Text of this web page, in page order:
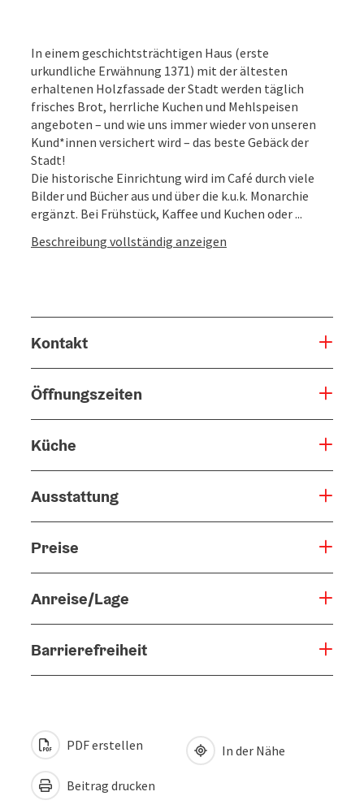
In einem geschichtsträchtigen Haus (erste
urkundliche Erwähnung 1371) mit der ältesten
erhaltenen Holzfassade der Stadt werden täglich
frisches Brot, herrliche Kuchen und Mehlspeisen
angeboten – und wie uns immer wieder von unseren
Kund*innen versichert wird – das beste Gebäck der
Stadt!
Die historische Einrichtung wird im Café durch viele
Bilder und Bücher aus und über die k.u.k. Monarchie
ergänzt. Bei Frühstück, Kaffee und Kuchen oder ...
Beschreibung vollständig anzeigen
Kontakt
Öffnungszeiten
Küche
Ausstattung
Preise
Anreise/Lage
Barrierefreiheit
PDF erstellen
Beitrag drucken
In der Nähe